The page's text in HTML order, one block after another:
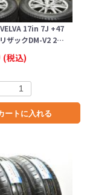
VELVA 17in 7J +47
ザックDM-V2 2…
(税込)
ートに入れる